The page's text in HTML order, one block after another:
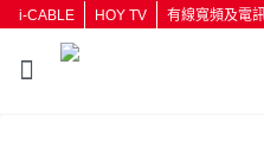
i-CABLE HOY TV 有線寬頻及電